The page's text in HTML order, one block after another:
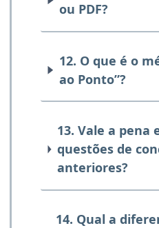
ou PDF?
12. O que é o
ao Ponto”?
13. Vale a pena
questões de
anteriores?
14. Qual a